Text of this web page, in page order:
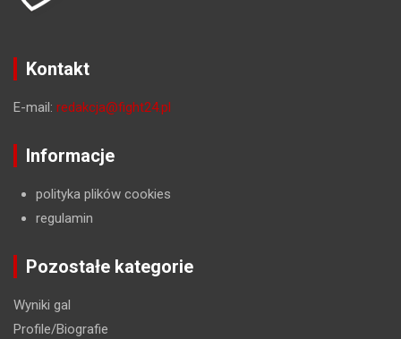
Kontakt
E-mail: redakcja@fight24.pl
Informacje
polityka plików cookies
regulamin
Pozostałe kategorie
Wyniki gal
Profile/Biografie